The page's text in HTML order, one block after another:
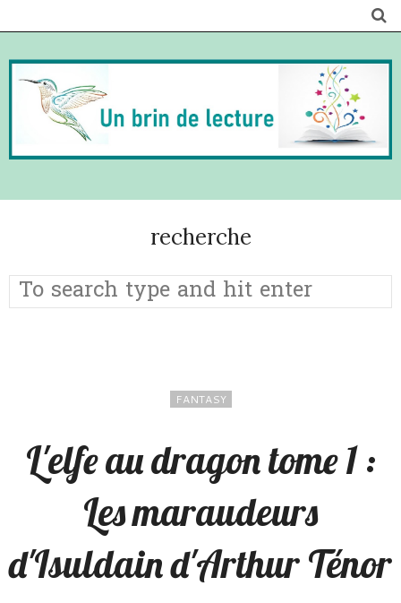
recherche
FANTASY
L'elfe au dragon tome 1 :
Les maraudeurs
d'Isuldain d'Arthur Ténor